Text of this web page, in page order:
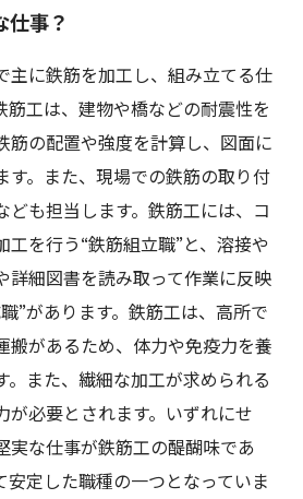
仕事？
主に鉄筋を加工し、組み立てる仕
筋工は、建物や橋などの耐震性を
筋の配置や強度を計算し、図面に
す。また、現場での鉄筋の取り付
ども担当します。鉄筋工には、コ
工を行う“鉄筋組立職”と、溶接や
詳細図書を読み取って作業に反映
”があります。鉄筋工は、高所で
搬があるため、体力や免疫力を養
。また、繊細な加工が求められる
が必要とされます。いずれにせ
実な仕事が鉄筋工の醍醐味であ
安定した職種の一つとなっていま